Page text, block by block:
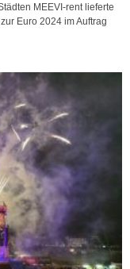
MEEVI-rent lieferte
Euro 2024 im Auftrag